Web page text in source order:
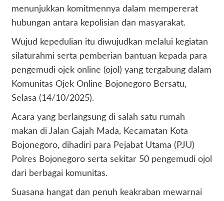
menunjukkan komitmennya dalam mempererat
hubungan antara kepolisian dan masyarakat.
Wujud kepedulian itu diwujudkan melalui kegiatan
silaturahmi serta pemberian bantuan kepada para
pengemudi ojek online (ojol) yang tergabung dalam
Komunitas Ojek Online Bojonegoro Bersatu,
Selasa (14/10/2025).
Acara yang berlangsung di salah satu rumah
makan di Jalan Gajah Mada, Kecamatan Kota
Bojonegoro, dihadiri para Pejabat Utama (PJU)
Polres Bojonegoro serta sekitar 50 pengemudi ojol
dari berbagai komunitas.
Suasana hangat dan penuh keakraban mewarnai